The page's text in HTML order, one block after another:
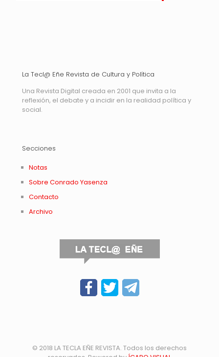
La Tecl@ Eñe Revista de Cultura y Política
Una Revista Digital creada en 2001 que invita a la
reflexión, el debate y a incidir en la realidad política y
social.
Secciones
Notas
Sobre Conrado Yasenza
Contacto
Archivo
© 2018 LA TECLA EÑE REVISTA. Todos los derechos